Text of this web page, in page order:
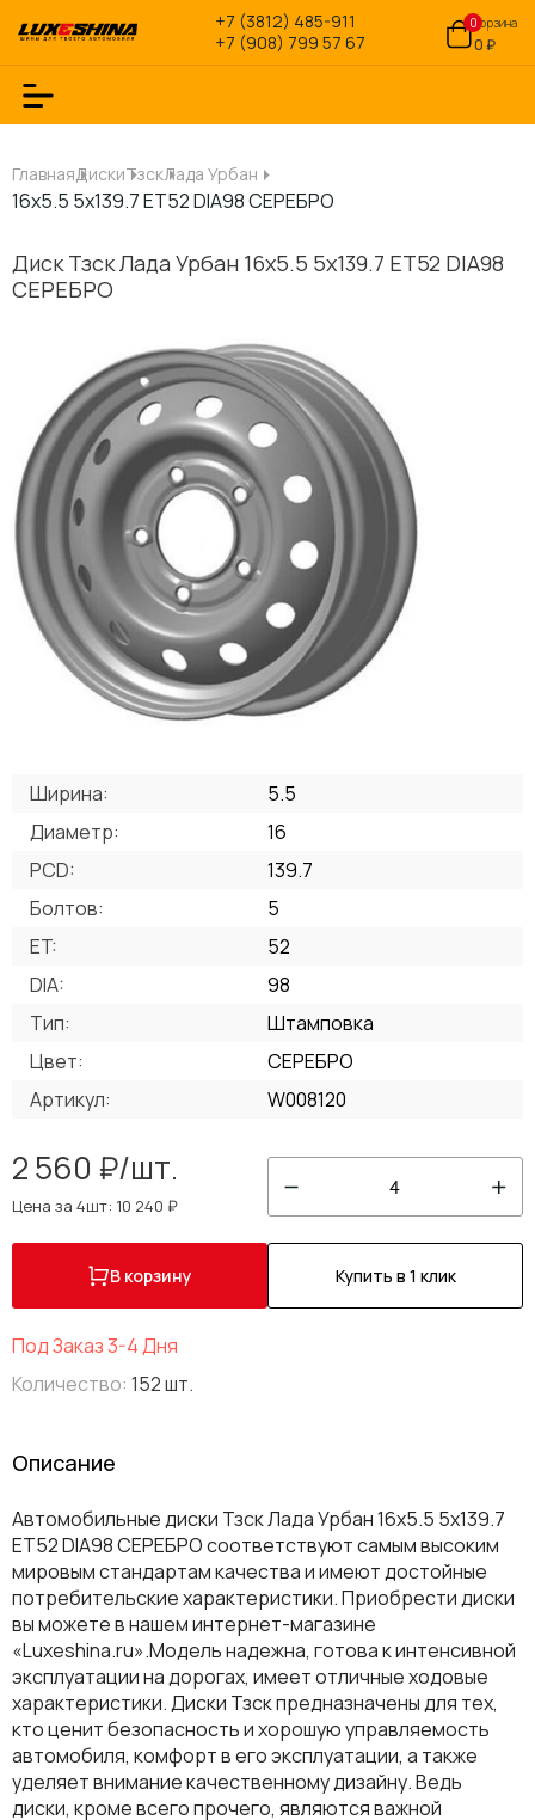
+7 (3812) 485-911
+7 (908) 799 57 67
0Корзина
0 ₽
ГлавнаяДискиТзскЛада Урбан
16x5.5 5x139.7 ET52 DIA98 СЕРЕБРО
Диск Тзск Лада Урбан 16x5.5 5x139.7 ET52 DIA98
СЕРЕБРО
2 560 ₽/шт.
Цена за 4шт: 10 240 ₽
4
В корзину Купить в 1 клик
Под Заказ 3-4 Дня
Количество: 152 шт.
Ширина:
5.5
Диаметр:
16
PCD:
139.7
Болтов:
5
ET:
52
DIA:
98
Тип:
Штамповка
Цвет:
СЕРЕБРО
Артикул:
W008120
Описание
Автомобильные диски Тзск Лада Урбан 16x5.5 5x139.7
ET52 DIA98 СЕРЕБРО соответствуют самым высоким
мировым стандартам качества и имеют достойные
потребительские характеристики. Приобрести диски
вы можете в нашем интернет-магазине
«Luxeshina.ru».Модель надежна, готова к интенсивной
эксплуатации на дорогах, имеет отличные ходовые
характеристики. Диски Тзск предназначены для тех,
кто ценит безопасность и хорошую управляемость
автомобиля, комфорт в его эксплуатации, а также
уделяет внимание качественному дизайну. Ведь
диски, кроме всего прочего, являются важной